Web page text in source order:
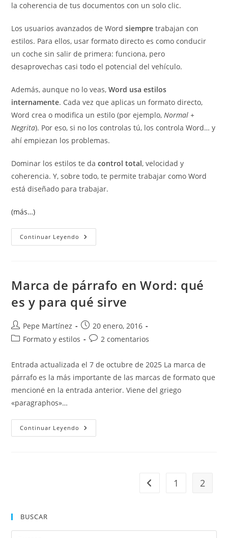
la coherencia de tus documentos con un solo clic.
Los usuarios avanzados de Wordsiempre trabajan con
estilos. Para ellos, usar formato directo es como conducir
un coche sin salir de primera: funciona, pero
desaprovechas casi todo el potencial del vehículo.
Además, aunque no lo veas,Word usa estilos
internamente. Cada vez que aplicas un formato directo,
Word crea o modifica un estilo (por ejemplo,Normal +
Negrita). Por eso, si no los controlas tú, los controla Word… y
ahí empiezan los problemas.
Dominar los estilos te dacontrol total, velocidad y
coherencia. Y, sobre todo, te permite trabajar como Word
está diseñado para trabajar.
(más…)
Continuar Leyendo ¿Por
Qué
La
Clave
Trabajar
Como
Profesional
Marca de párrafo en Word: qué
es y para qué sirve
Autor
de
Pepe Martínez
Publicación
de
20 enero, 2016
Categoría
la
entrada:
Formato y estilos
Comentarios
la
entrada:
2 comentarios
Entrada actualizada el 7 de octubre de 2025 La marca de
párrafo es la más importante de las marcas de formato que
mencioné en la entrada anterior. Viene del griego
«paragraphos»…
Continuar Leyendo Marca
De
Ir a la página anterior
1 2
BUSCAR